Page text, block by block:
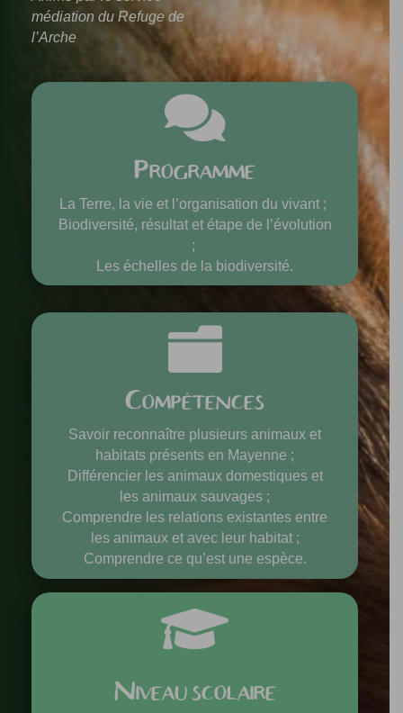
médiation du Refuge de
l’Arche

Programme
La Terre, la vie et l’organisation du vivant ;
Biodiversité, résultat et étape de l’évolution
;
Les échelles de la biodiversité.

Compétences
Savoir reconnaître plusieurs animaux et
habitats présents en Mayenne ;
Différencier les animaux domestiques et
les animaux sauvages ;
Comprendre les relations existantes entre
les animaux et avec leur habitat ;
Comprendre ce qu’est une espèce.

Niveau scolaire